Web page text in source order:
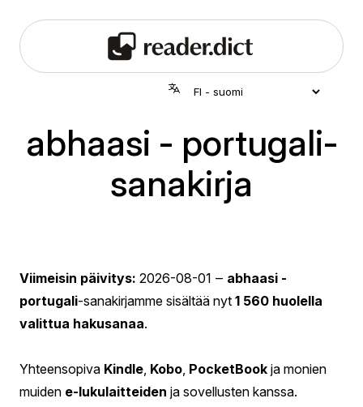
abhaasi - portugali-
sanakirja
Viimeisin päivitys: 2026-08-01 ‒ abhaasi -
portugali-sanakirjamme sisältää nyt 1 560 huolella
valittua hakusanaa.
Yhteensopiva Kindle Kobo PocketBook ja monien
muiden e-lukulaitteiden ja sovellusten kanssa.